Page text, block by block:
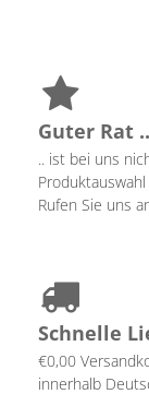
Guter Rat
.. ist bei uns
Rufen Sie uns
Schnelle
€0,00
innerhalb